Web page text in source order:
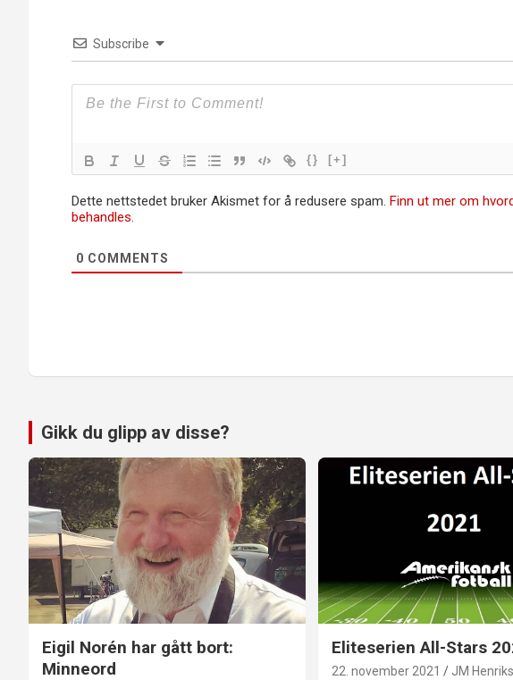
Subscribe
{} [+]
Dette nettstedet bruker Akismet for å redusere spam. Finn ut mer om
behandles.
0 COMMENTS
Gikk du glipp av disse?
Eigil Norén har gått bort:
Minneord
Eliteserien All-Stars
22. november 2021 JM